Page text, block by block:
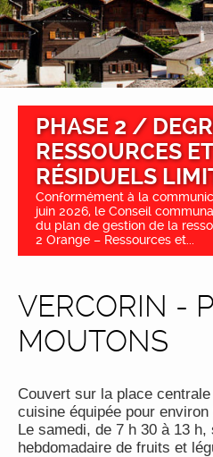
PHASE 2 /
RESSOURCES
RÉSIDUELS
Conformément à la
juin 2026, le Conseil
du plan de gestion de la
2 Orange – Ressources et...
VERCORIN -
MOUTONS
Couvert sur la place
cuisine équipée pour environ
Le samedi, de 7 h 30 à 13
hebdomadaire de fruits et